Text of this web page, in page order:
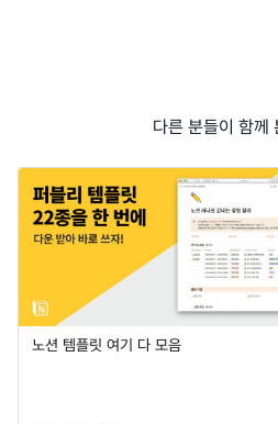
다른 분들이 함께
노션 템플릿 여기 다 모음